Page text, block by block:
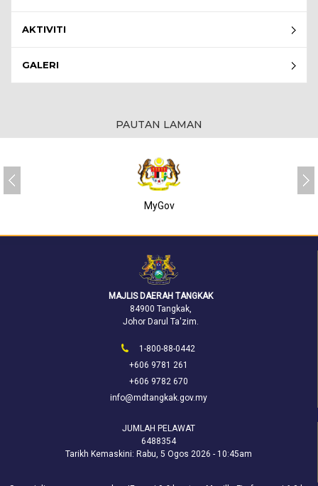
AKTIVITI
GALERI
PAUTAN LAMAN
MyGov
MAJLIS DAERAH TANGKAK
84900 Tangkak,
Johor Darul Ta'zim.
1-800-88-0442
+606 9781 261
+606 9782 670
info@mdtangkak.gov.my
JUMLAH PELAWAT
6488354
Tarikh Kemaskini: Rabu, 5 Ogos 2026 - 10:45am